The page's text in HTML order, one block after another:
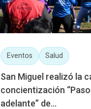
Eventos Salud
San Miguel realizó la
concientización
adelante” de...